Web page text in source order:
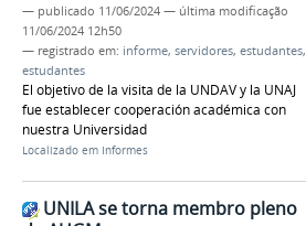
— publicado 11/06/2024 — última modificação
11/06/2024 12h50
— registrado em: informe, servidores, estudantes,
estudantes
El objetivo de la visita de la UNDAV y la UNAJ
fue establecer cooperación académica con
nuestra Universidad
Localizado em Informes
UNILA se torna membro pleno